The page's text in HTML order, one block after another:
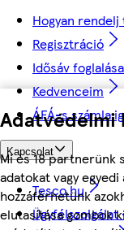
Adatvédelmi
Mi és 18 partnerünk
adatokat vagy
hozzáférhetünk
elutasítása gombok
Hogyan
Regisztráció
Idősáv foglalása
Kedvenceim
ÁFÁ-s számla
Kapcsolat
Tesco.hu